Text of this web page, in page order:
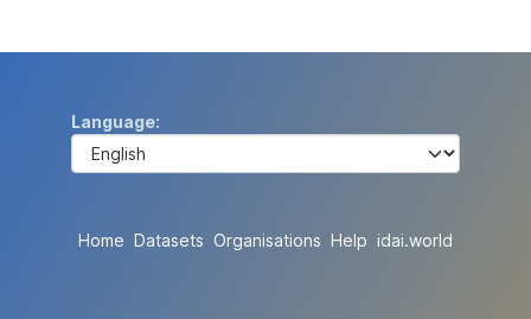
Language
Home Datasets Organisations Help idai.world